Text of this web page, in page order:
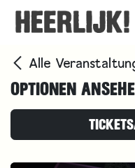
Zum Inhalt springen
Alle
OPTIONEN